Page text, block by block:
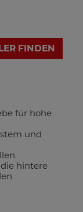
FINDEN
für hohe
und
hintere